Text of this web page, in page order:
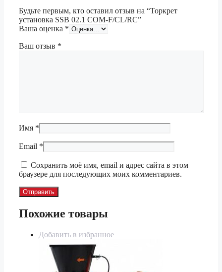
Будьте первым, кто оставил отзыв на “Торкрет
установка SSB 02.1 COM-F/CL/RC”
Ваша оценка *
Ваш отзыв *
Имя *
Email *
Сохранить моё имя, email и адрес сайта в этом
браузере для последующих моих комментариев.
Похожие товары
Добавить в избранное